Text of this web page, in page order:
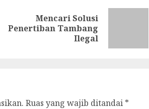
Previous
Next
Mencari Solusi
Penertiban Tambang
Ilegal
Ruas yang wajib ditandai *